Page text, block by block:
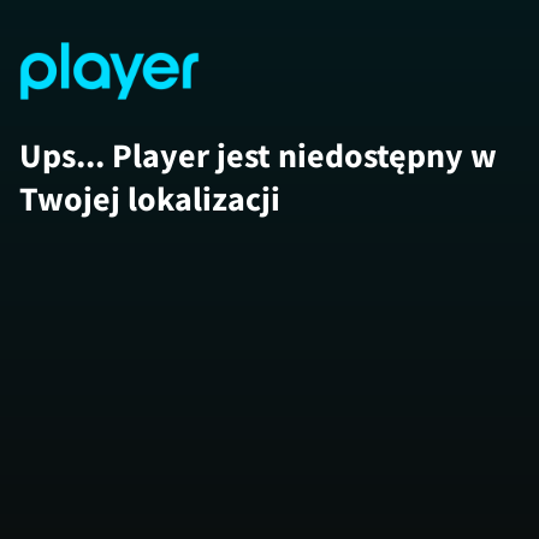
Ups... Player jest niedostępny w
Twojej lokalizacji